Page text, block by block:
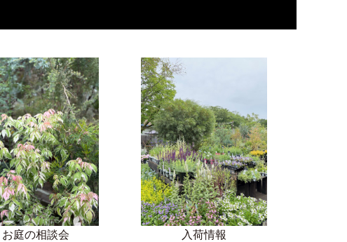
お庭の相談会
入荷情報